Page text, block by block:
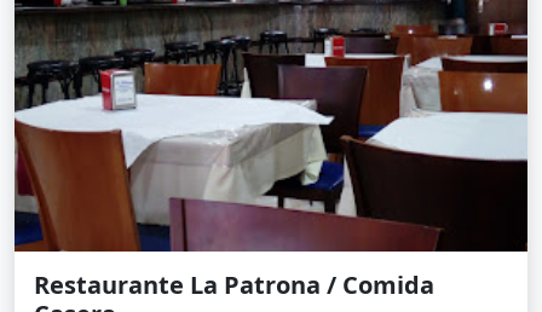
Restaurante La Patrona / Comida